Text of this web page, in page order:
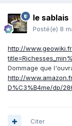
le sablais
Posté(e) 8
http://
Dommage que
http://
D%C3%B4me/dp/
Citer